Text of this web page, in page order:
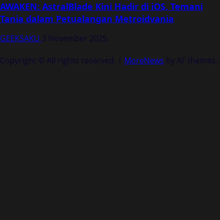
AWAKEN: AstralBlade Kini Hadir di iOS, Temani
Tania dalam Petualangan Metroidvania
GEEKSAKU 3 November 2025
Copyright © All rights reserved. | MoreNews by AF themes.